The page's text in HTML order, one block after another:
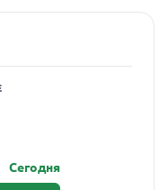
Сегодня